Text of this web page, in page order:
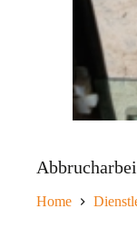
Home